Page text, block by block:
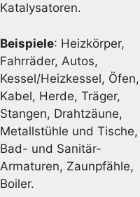
Katalysatoren.
Beispiele: Heizkörper,
Fahrräder, Autos,
Kessel/Heizkessel, Öfen,
Kabel, Herde, Träger,
Stangen, Drahtzäune,
Metallstühle und Tische,
Bad- und Sanitär-
Armaturen, Zaunpfähle,
Boiler.